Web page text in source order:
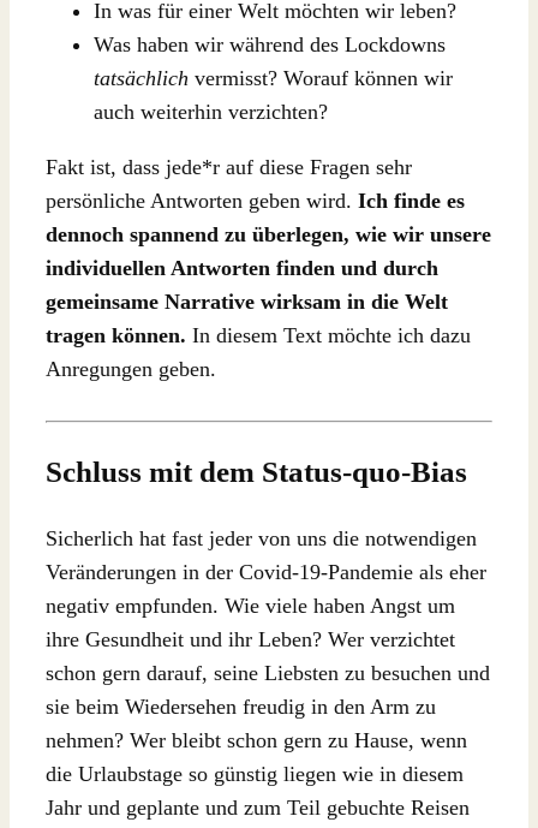
In was für einer Welt möchten wir leben?
Was haben wir während des Lockdowns
tatsächlich vermisst? Worauf können wir
auch weiterhin verzichten?
Fakt ist, dass jede*r auf diese Fragen sehr
persönliche Antworten geben wird. Ich finde es
dennoch spannend zu überlegen, wie wir unsere
individuellen Antworten finden und durch
gemeinsame Narrative wirksam in die Welt
tragen können. In diesem Text möchte ich dazu
Anregungen geben.
Schluss mit dem Status-quo-Bias
Sicherlich hat fast jeder von uns die notwendigen
Veränderungen in der Covid-19-Pandemie als eher
negativ empfunden. Wie viele haben Angst um
ihre Gesundheit und ihr Leben? Wer verzichtet
schon gern darauf, seine Liebsten zu besuchen und
sie beim Wiedersehen freudig in den Arm zu
nehmen? Wer bleibt schon gern zu Hause, wenn
die Urlaubstage so günstig liegen wie in diesem
Jahr und geplante und zum Teil gebuchte Reisen